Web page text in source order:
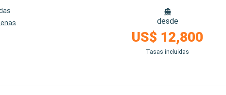
desde
US$ 12,800
Tasas incluidas